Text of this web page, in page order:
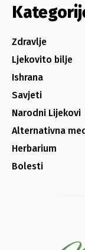
Zdravlje
Ljekovito bilje
Ishrana
Savjeti
Narodni Lijekovi
Alternativna
Herbarium
Bolesti